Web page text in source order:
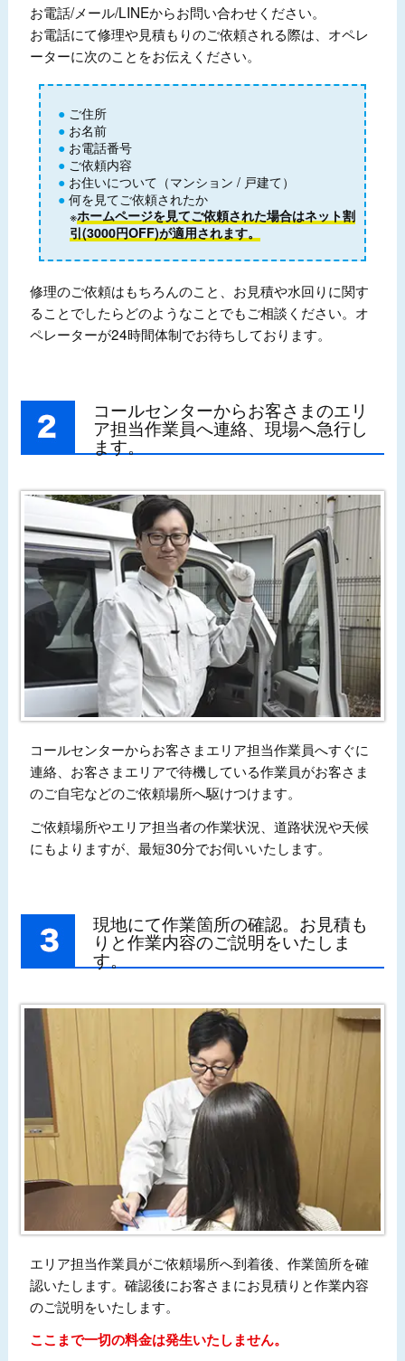
お電話/メール/LINEからお問い合わせください。
お電話にて修理や見積もりのご依頼される際は、オペレ
ーターに次のことをお伝えください。
ご住所
お名前
お電話番号
ご依頼内容
お住いについて（マンション / 戸建て）
何を見てご依頼されたか
※ホームページを見てご依頼された場合はネット割
引(3000円OFF)が適用されます。
修理のご依頼はもちろんのこと、お見積や水回りに関す
ることでしたらどのようなことでもご相談ください。オ
ペレーターが24時間体制でお待ちしております。
コールセンターからお客さまのエリ
ア担当作業員へ連絡、現場へ急行し
ます。
コールセンターからお客さまエリア担当作業員へすぐに
連絡、お客さまエリアで待機している作業員がお客さま
のご自宅などのご依頼場所へ駆けつけます。
ご依頼場所やエリア担当者の作業状況、道路状況や天候
にもよりますが、最短30分でお伺いいたします。
現地にて作業箇所の確認。お見積も
りと作業内容のご説明をいたしま
す。
エリア担当作業員がご依頼場所へ到着後、作業箇所を確
認いたします。確認後にお客さまにお見積りと作業内容
のご説明をいたします。
ここまで一切の料金は発生いたしません。